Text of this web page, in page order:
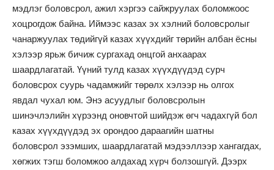
мэдлэг боловсрол, ажил хэргээ сайжруулах боломжоос
хоцрогдож байна. Иймээс казах эх хэлний боловсролыг
чанаржуулах төдийгүй казах хүүхдийг төрийн албан ёсны
хэлээр ярьж бичиж сургахад онцгой анхаарах
шаардлагатай. Үүний тулд казах хүүхдүүдэд сурч
боловсрох суурь чадамжийг төрөлх хэлээр нь олгох
явдал чухал юм. Энэ асуудлыг боловсролын
шинэчлэлийн хүрээнд оновчтой шийдэж өгч чадахгүй бол
казах хүүхдүүдэд эх орондоо дараагийн шатны
боловсрол эзэмших, шаардлагатай мэдээллээр хангагдах,
хөгжих тэгш боломжоо алдахад хүрч болзошгүй. Дээрх